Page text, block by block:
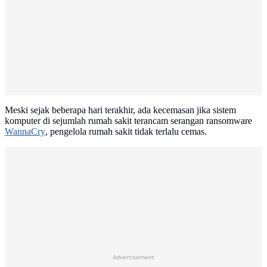
Meski sejak beberapa hari terakhir, ada kecemasan jika sistem
komputer di sejumlah rumah sakit terancam serangan ransomware
WannaCry, pengelola rumah sakit tidak terlalu cemas.
Advertisement